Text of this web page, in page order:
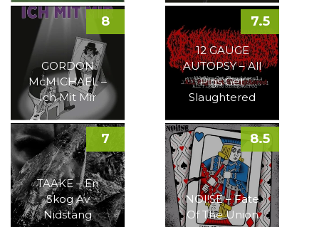
GORDON
McMICHAEL –
Ich Mit Mir
8
12 GAUGE
AUTOPSY – All
Pigs Get
Slaughtered
7.5
TAAKE – En
Skog Av
Nidstang
7
NOI!SE – Fate
Of The Union
8.5